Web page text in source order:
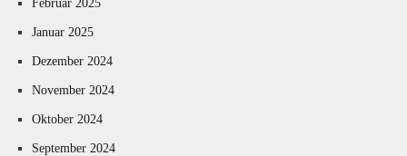
Februar 2025
Januar 2025
Dezember 2024
November 2024
Oktober 2024
September 2024